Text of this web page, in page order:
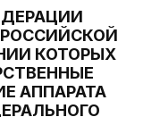
КОТОРЫХ
АППАРАТА